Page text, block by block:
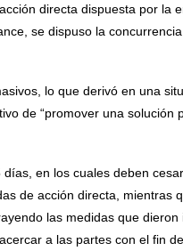
directa dispuesta por la
se dispuso la
lo que derivó en una
de “promover una solución
en los cuales deben
de acción directa, mientras
las medidas que
a las partes con el fin